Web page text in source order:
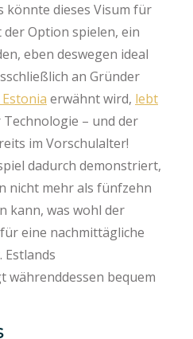
könnte dieses Visum für
Option spielen, ein
eben deswegen ideal
an Gründer
erwähnt wird, lebt
– und der
im Vorschulalter!
dadurch demonstriert,
nicht mehr als fünfzehn
kann, was wohl der
eine nachmittägliche
Estlands
währenddessen bequem